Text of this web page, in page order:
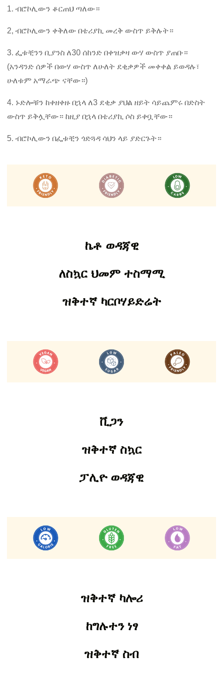
1. ብሮኮሊውን ቆርጠህ ጣለው።
2, ብሮኮሊውን ቀቅለው በቴሪያኪ መረቅ ውስጥ ይቅሉት።
3. ፌቱቺንን ቢያንስ ለ30 ሰከንድ በቀዝቃዛ ውሃ ውስጥ ያጠቡ።
(አንዳንድ ሰዎች በውሃ ውስጥ ለሁለት ደቂቃዎች መቀቀል ይወዳሉ፣
ሁለቱም አማራጭ ናቸው።)
4. ኑድሎቹን ከቀዘቀዙ በኋላ ለ3 ደቂቃ ያህል ዘይት ሳይጨምሩ በድስት
ውስጥ ይቅሏቸው። ከዚያ በኋላ በቴሪያኪ ሶስ ይቀቧቸው።
5. ብሮኮሊውን በፌቱቺን ጎድጓዳ ሳህን ላይ ያድርጉት።
ኬቶ ወዳጃዊ
ለስኳር ህመም ተስማሚ
ዝቅተኛ ካርቦሃይድሬት
ቪጋን
ዝቅተኛ ስኳር
ፓሊዮ ወዳጃዊ
ዝቅተኛ ካሎሪ
ከግሉተን ነፃ
ዝቅተኛ ስብ